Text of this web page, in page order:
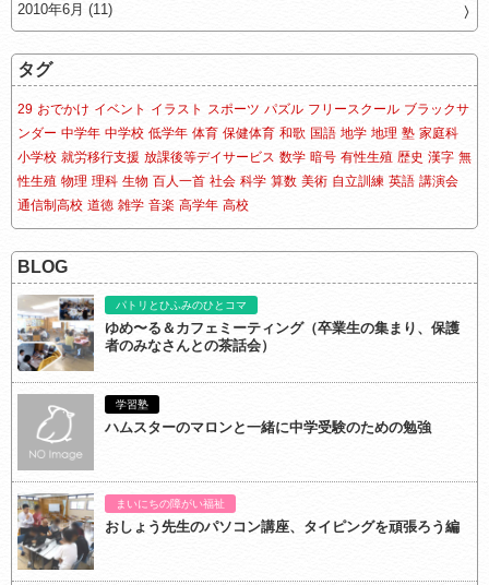
2010年6月 (11)
タグ
29 おでかけ イベント イラスト スポーツ パズル フリースクール ブラックサ
ンダー 中学年 中学校 低学年 体育 保健体育 和歌 国語 地学 地理 塾 家庭科
小学校 就労移行支援 放課後等デイサービス 数学 暗号 有性生殖 歴史 漢字 無
性生殖 物理 理科 生物 百人一首 社会 科学 算数 美術 自立訓練 英語 講演会
通信制高校 道徳 雑学 音楽 高学年 高校
BLOG
パトリとひふみのひとコマ
ゆめ〜る＆カフェミーティング（卒業生の集まり、保護
者のみなさんとの茶話会）
学習塾
ハムスターのマロンと一緒に中学受験のための勉強
まいにちの障がい福祉
おしょう先生のパソコン講座、タイピングを頑張ろう編